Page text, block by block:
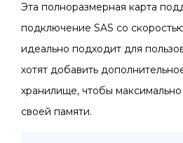
Эта полноразмерная карта
подключение SAS со
идеально подходит для
хотят добавить
хранилище, чтобы
своей памяти.